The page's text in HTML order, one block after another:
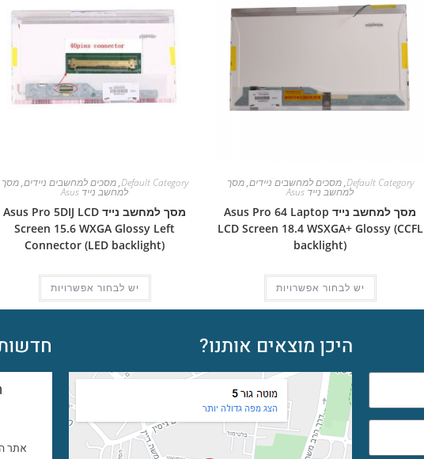
Default Category
,מסכים למחשבים ניידים,מסך
למחשב נייד Asus
מסך למחשב נייד Asus Pro 64 Laptop
LCD Screen 18.4 WSXGA+ Glossy (CCFL
backlight)
יש לבחור אפשרויות
Default Category
,מסכים למחשבים ניידים,מסך
למחשב נייד Asus
מסך למחשב נייד Asus Pro 5DIJ LCD
Screen 15.6 WXGA Glossy Left
Connector (LED backlight)
יש לבחור אפשרויות
היכן מוצאים אותנו?